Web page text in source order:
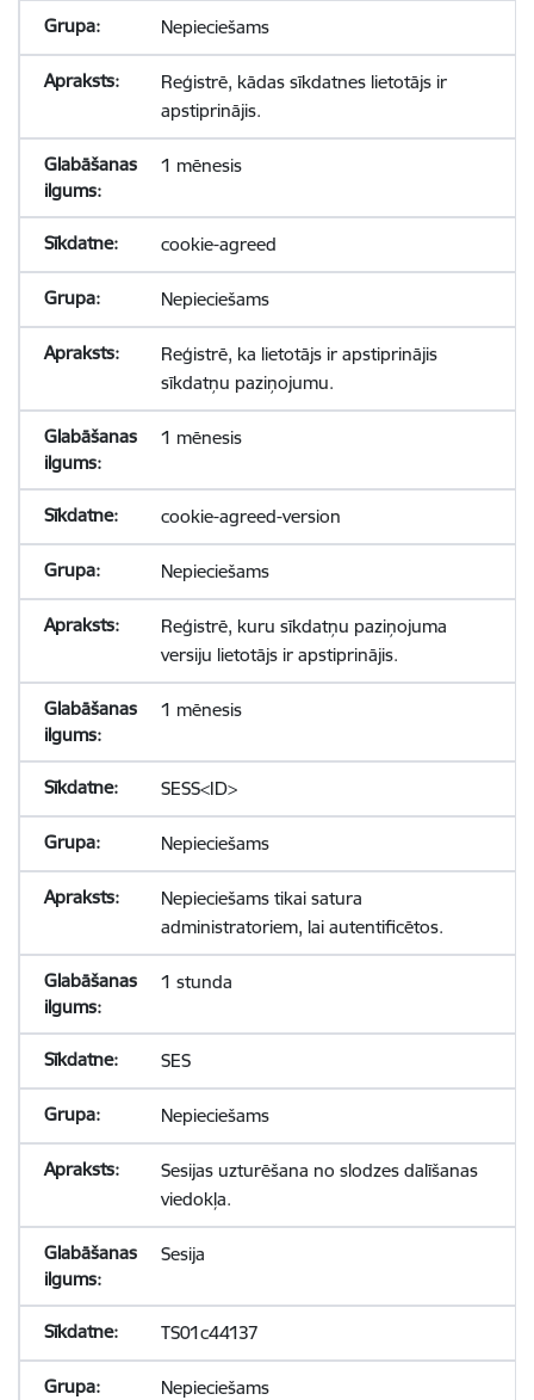
Nepieciešams
Reģistrē, kādas sīkdatnes lietotājs ir
apstiprinājis.
1 mēnesis
cookie-agreed
Nepieciešams
Reģistrē, ka lietotājs ir apstiprinājis
sīkdatņu paziņojumu.
1 mēnesis
cookie-agreed-version
Nepieciešams
Reģistrē, kuru sīkdatņu paziņojuma
versiju lietotājs ir apstiprinājis.
1 mēnesis
SESS<ID>
Nepieciešams
Nepieciešams tikai satura
administratoriem, lai autentificētos.
1 stunda
SES
Nepieciešams
Sesijas uzturēšana no slodzes dalīšanas
viedokļa.
Sesija
TS01c44137
Nepieciešams